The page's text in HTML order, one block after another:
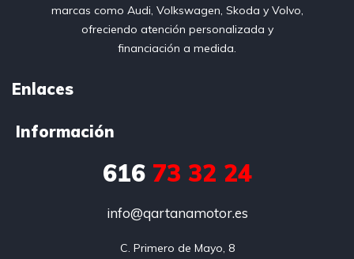
marcas como Audi, Volkswagen, Skoda y Volvo,
ofreciendo atención personalizada y
financiación a medida.
Enlaces
Información
61673 32 24
info@qartanamotor.es
C. Primero de Mayo, 8